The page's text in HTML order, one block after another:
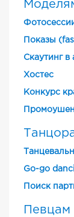
Показы
Скаутинг в
Хостес
Конкурс
Промоушен
Go-go
Поиск
Певцам